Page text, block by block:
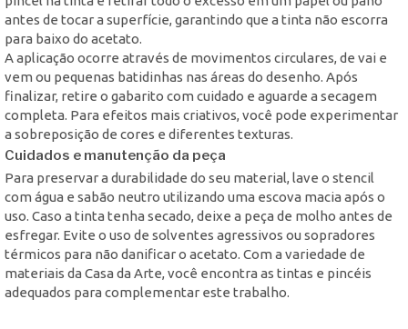
antes de tocar a superfície, garantindo que a tinta não escorra
para baixo do acetato.
A aplicação ocorre através de movimentos circulares, de vai e
vem ou pequenas batidinhas nas áreas do desenho. Após
finalizar, retire o gabarito com cuidado e aguarde a secagem
completa. Para efeitos mais criativos, você pode experimentar
a sobreposição de cores e diferentes texturas.
Cuidados e manutenção da peça
Para preservar a durabilidade do seu material, lave o stencil
com água e sabão neutro utilizando uma escova macia após o
uso. Caso a tinta tenha secado, deixe a peça de molho antes de
esfregar. Evite o uso de solventes agressivos ou sopradores
térmicos para não danificar o acetato. Com a variedade de
materiais da Casa da Arte, você encontra as tintas e pincéis
adequados para complementar este trabalho.